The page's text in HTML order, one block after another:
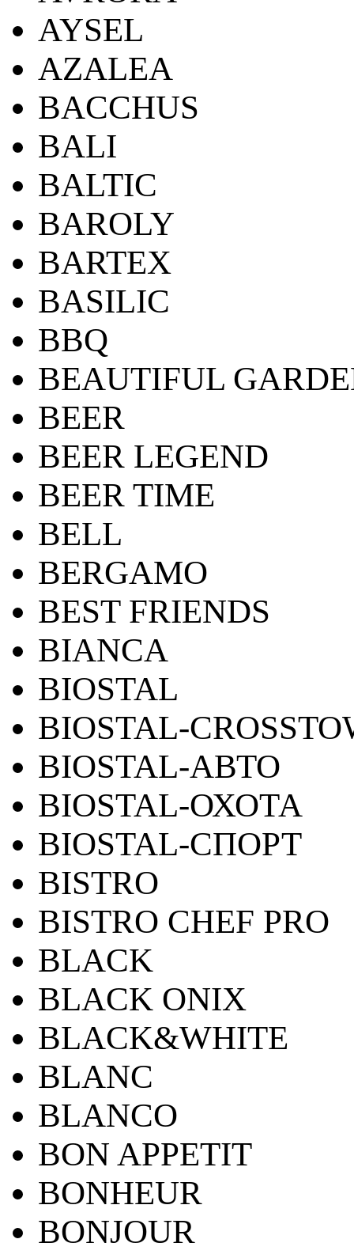
AYSEL
AZALEA
BACCHUS
BALI
BALTIC
BAROLY
BARTEX
BASILIC
BBQ
BEAUTIFUL
BEER
BEER LEGEND
BEER TIME
BELL
BERGAMO
BEST FRIENDS
BIANCA
BIOSTAL
BIOSTAL-
BIOSTAL-АВТО
BIOSTAL-ОХОТА
BIOSTAL-СПОРТ
BISTRO
BISTRO CHEF PRO
BLACK
BLACK ONIX
BLACK&WHITE
BLANC
BLANCO
BON APPETIT
BONHEUR
BONJOUR